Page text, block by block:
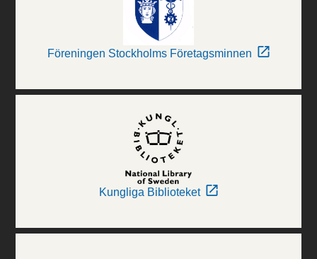
Föreningen Stockholms Företagsminnen
Kungliga Biblioteket